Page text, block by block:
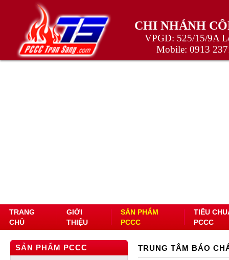
CHI NHÁNH
VPGD: 525/15/9A
Mobile: 0913
TRANG
CHỦ
GIỚI
THIỆU
SẢN PHẨM
PCCC
TIÊU
PCCC
SẢN PHẨM PCCC TRUNG TÂM BÁO